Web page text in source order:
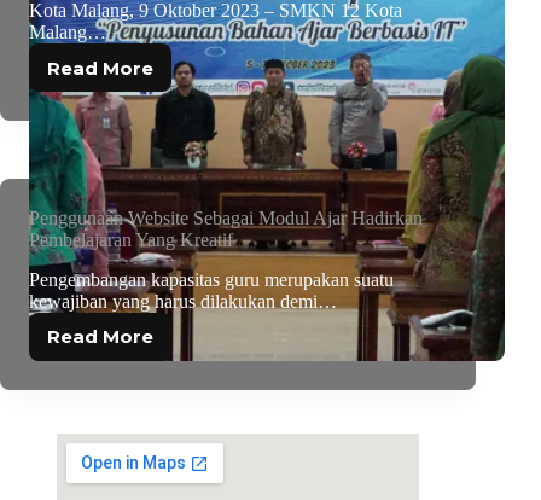
Kota Malang, 9 Oktober 2023 – SMKN 12 Kota
Malang…
Read More
Penggunaan Website Sebagai Modul Ajar Hadirkan
Pembelajaran Yang Kreatif
Pengembangan kapasitas guru merupakan suatu
kewajiban yang harus dilakukan demi…
Read More